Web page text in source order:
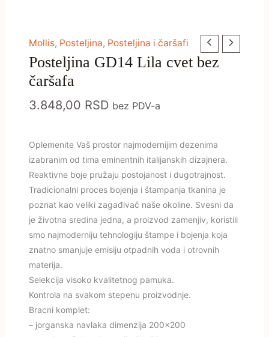
Mollis, Posteljina, Posteljina i čaršafi
Posteljina GD14 Lila cvet bez
čaršafa
3.848,00 RSD bez PDV-a
Oplemenite Vaš prostor najmodernijim dezenima
izabranim od tima eminentnih italijanskih dizajnera.
Reaktivne boje pružaju postojanost i dugotrajnost.
Tradicionalni proces bojenja i štampanja tkanina je
poznat kao veliki zagađivač naše okoline. Svesni da
je životna sredina jedna, a proizvod zamenjiv, koristili
smo najmoderniju tehnologiju štampe i bojenja koja
znatno smanjuje emisiju otpadnih voda i otrovnih
materija.
Selekcija visoko kvalitetnog pamuka.
Kontrola na svakom stepenu proizvodnje.
Bracni komplet:
– jorganska navlaka dimenzija 200×200
Posteljina
GD14
Lila
bez
količina